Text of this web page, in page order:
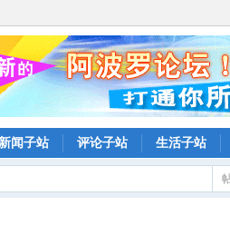
新闻子站 评论子站 生活子站